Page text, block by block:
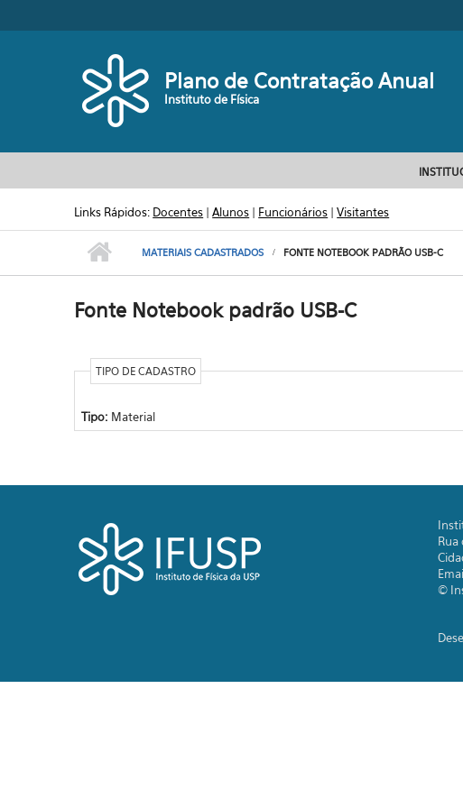
Plano de Contratação Anual
Instituto de Física
Links Rápidos: Docentes |Alunos | Funcionários |Visitantes
MATERIAIS CADASTRADOS FONTE NOTEBOOK PADRÃO USB-C
Fonte Notebook padrão USB-C
TIPO DE CADASTRO
Tipo: Material
Rua
©